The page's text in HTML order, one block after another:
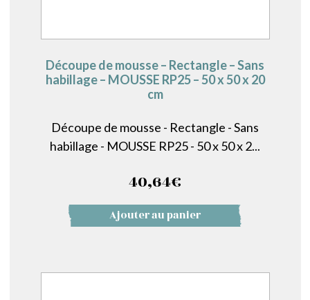
Découpe de mousse – Rectangle – Sans
habillage – MOUSSE RP25 – 50 x 50 x 20
cm
Découpe de mousse - Rectangle - Sans
habillage - MOUSSE RP25 - 50 x 50 x 2...
40,64€
Ajouter au panier